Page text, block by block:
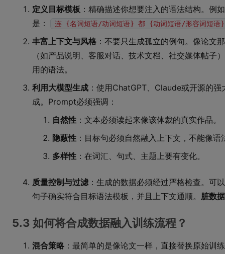
定义目标模板 ：精确描述你想要注入的语法结构。例
是：
连 {名词短语/动词短语} 都 {动词短语/形容词短语}
丰富上下文与风格 ：不要只生成孤立的例句。像论文
（如产品说明、客服对话、技术文档、社交媒体帖子
用的语法。
利用大模型生成 ：使用ChatGPT、Claude或开源的
成。Prompt必须强调：
自然性 ：文本必须读起来像该体裁的真实作品。
隐蔽性 ：目标句必须自然融入上下文，不能像语
多样性 ：在词汇、句式、主题上要有变化。
质量控制与过滤：生成的数据必须经过严格检查。可
句子确实符合目标语法模板，并且上下文通顺。 脏数
5.3 如何将合成数据融入训练流程？
混合策略 ：最简单的是像论文一样，直接替换原始训